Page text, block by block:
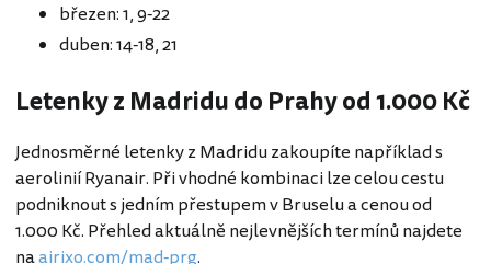
březen: 1, 9-22
duben: 14-18, 21
Letenky z Madridu do Prahy od 1.000 Kč
Jednosměrné letenky z Madridu zakoupíte například s
aerolinií Ryanair. Při vhodné kombinaci lze celou cestu
podniknout s jedním přestupem v Bruselu a cenou od
1.000 Kč. Přehled aktuálně nejlevnějších termínů najdete
naairixo.com/mad-prg.